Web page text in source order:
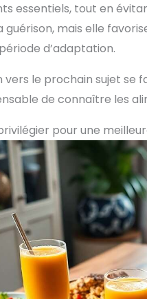
essentiels, tout en
guérison, mais elle
d’adaptation.
vers le prochain sujet se
de connaître les
pour une